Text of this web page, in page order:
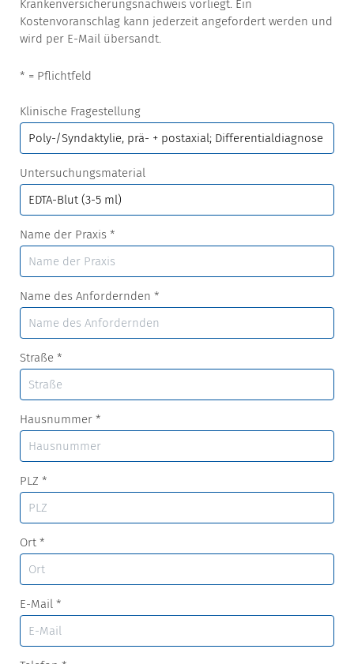
Krankenversicherungsnachweis vorliegt. Ein
Kostenvoranschlag kann jederzeit angefordert werden und
wird per E-Mail übersandt.
* = Pflichtfeld
Klinische Fragestellung
Untersuchungsmaterial
Name der Praxis *
Name des Anfordernden *
Straße *
Hausnummer *
PLZ *
Ort *
E-Mail *